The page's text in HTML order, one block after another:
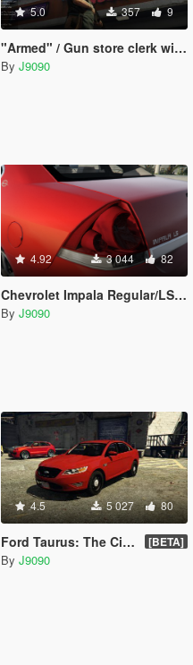
5.0 357 9
"Armed" / Gun store clerk with holster
By J9090
4.92 3 044 82
Chevrolet Impala Regular/LS 2008 [Unlocked]
By J9090
4.5 5 027 80
Ford Taurus: The Civilian Model [BETA]
By J9090